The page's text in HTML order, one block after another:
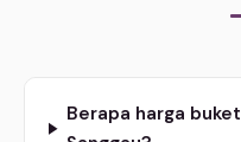
Berapa harga